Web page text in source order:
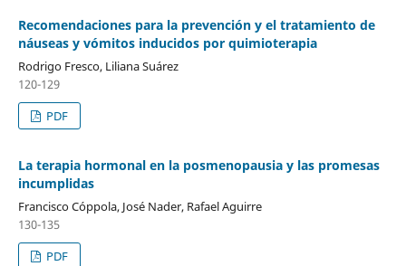
Recomendaciones para la prevención y el tratamiento de
náuseas y vómitos inducidos por quimioterapia
Rodrigo Fresco, Liliana Suárez
120-129
PDF
La terapia hormonal en la posmenopausia y las promesas
incumplidas
Francisco Cóppola, José Nader, Rafael Aguirre
130-135
PDF